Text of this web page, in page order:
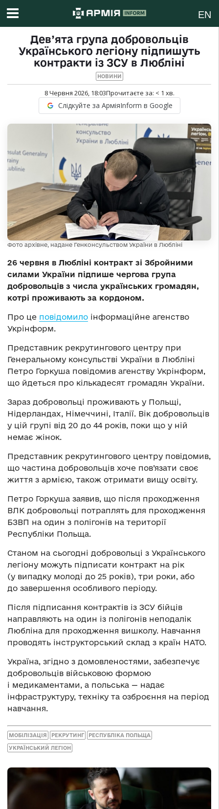
EN
Дев’ята група добровольців
Українського легіону підпишуть
контракти із ЗСУ в Любліні
НОВИНИ
8 Червня 2026, 18:03Прочитаєте за: < 1 хв.
Слідкуйте за АрміяInform в Google
Фото архівне, надане Генконсульством України в Любліні
26 червня в Любліні контракт зі Збройними
силами України підпише чергова група
добровольців з числа українських громадян,
котрі проживають за кордоном.
Про це повідомило інформаційне агенство
Укрінформ.
Представник рекрутингового центру при
Генеральному консульстві України в Любліні
Петро Горкуша повідомив агенству Укрінформ,
що йдеться про кількадесят громадян України.
Зараз добровольці проживають у Польщі,
Нідерландах, Німеччині, Італії. Вік добровольців
у цій групі від 20 до 44 років, поки що у ній
немає жінок.
Представник рекрутингового центру повідомив,
що частина добровольців хоче пов’язати своє
життя з армією, також отримати вищу освіту.
Петро Горкуша заявив, що після проходження
ВЛК добровольці потраплять для проходження
БЗВП на один з полігонів на території
Республіки Польща.
Станом на сьогодні добровольці з Українського
легіону можуть підписати контракт на рік
(у випадку молоді до 25 років), три роки, або
до завершення особливого періоду.
Після підписання контрактів із ЗСУ бійців
направляють на один із полігонів неподалік
Любліна для проходження вишколу. Навчання
проводять інструкторський склад з країн НАТО.
Україна, згідно з домовленостями, забезпечує
добровольців військовою формою
і медикаментами, а польська — надає
інфраструктуру, техніку та озброєння на період
навчання.
МОБІЛІЗАЦІЯ РЕКРУТИНГ РЕСПУБЛІКА ПОЛЬЩА
УКРАЇНСЬКИЙ ЛЕГІОН